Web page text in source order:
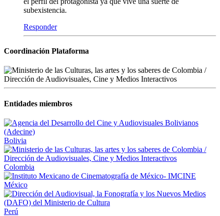
subexistencia.
Responder
Coordinación Plataforma
Entidades miembros
Bolivia
Colombia
México
Perú